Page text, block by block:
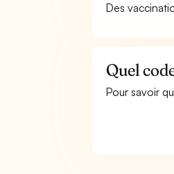
Des
Quel
Pour savoir